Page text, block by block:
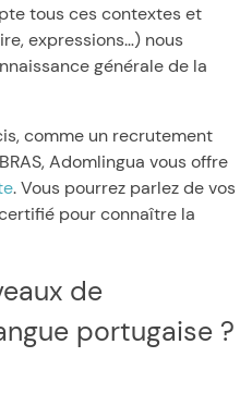
tous ces contextes et
expressions…) nous
générale de la
comme un recrutement
Adomlingua vous offre
. Vous pourrez parlez de vos
pour connaître la
portugaise ?